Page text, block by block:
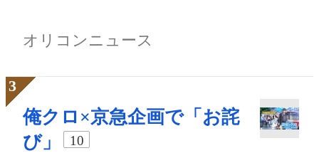
オリコンニュース
俺クロ×京急企画で「お詫
び」
10